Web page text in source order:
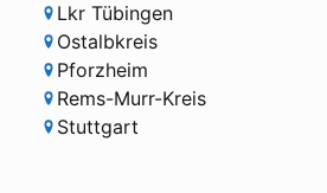
Lkr Tübingen
Ostalbkreis
Pforzheim
Rems-Murr-Kreis
Stuttgart